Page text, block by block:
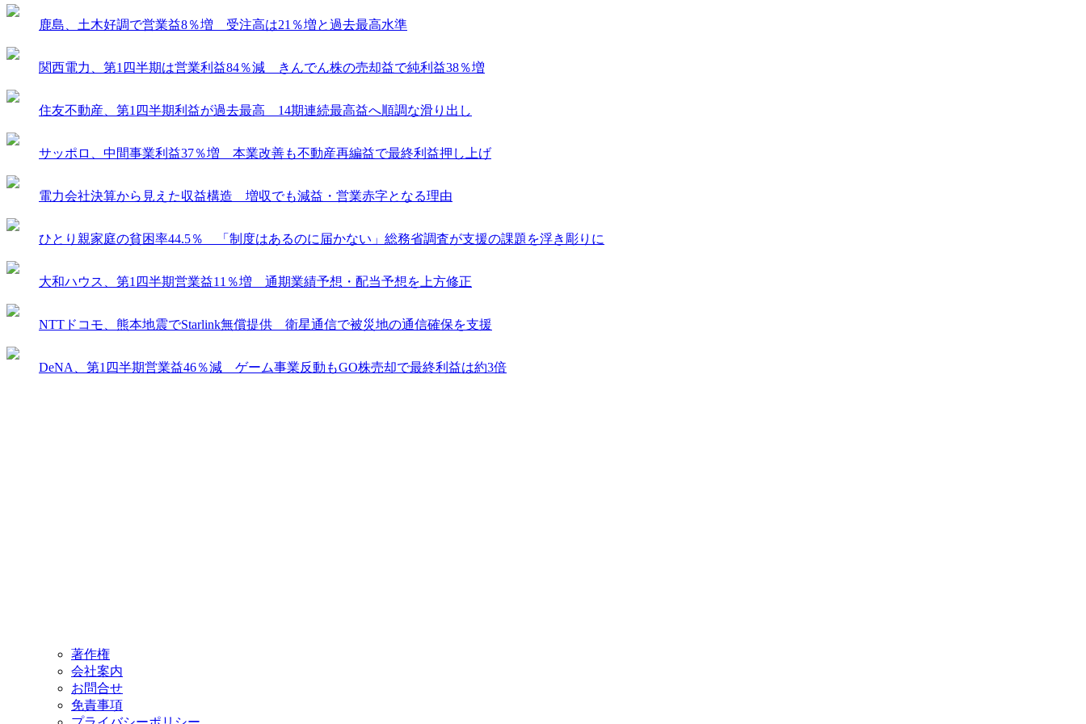
鹿島、土木好調で営業益8％増 受注高は21％増と過去最高水準
関西電力、第1四半期は営業利益84％減 きんでん株の売却益で純利益38％増
住友不動産、第1四半期利益が過去最高 14期連続最高益へ順調な滑り出し
サッポロ、中間事業利益37％増 本業改善も不動産再編益で最終利益押し上げ
電力会社決算から見えた収益構造 増収でも減益・営業赤字となる理由
ひとり親家庭の貧困率44.5％ 「制度はあるのに届かない」総務省調査が支援の課題を浮き彫りに
大和ハウス、第1四半期営業益11％増 通期業績予想・配当予想を上方修正
NTTドコモ、熊本地震でStarlink無償提供 衛星通信で被災地の通信確保を支援
DeNA、第1四半期営業益46％減 ゲーム事業反動もGO株売却で最終利益は約3倍
著作権
会社案内
お問合せ
免責事項